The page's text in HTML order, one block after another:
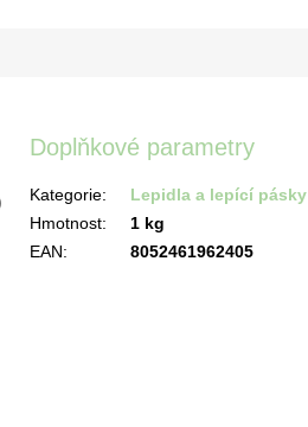
Doplňkové parametry
Kategorie:
Lepidla a lepící pásky
Hmotnost:
1 kg
EAN: 8052461962405